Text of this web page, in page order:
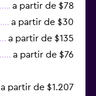
a partir de $78
a partir de $30
a partir de $135
a partir de $76
a partir de $1.207